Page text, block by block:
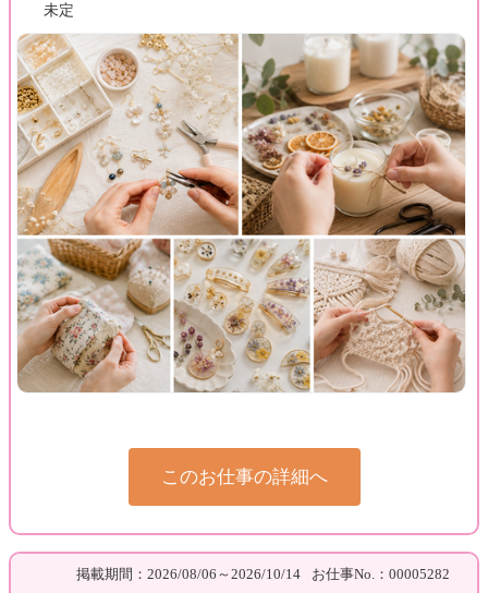
未定
このお仕事の詳細へ
掲載期間：2026/08/06～2026/10/14 お仕事No.：00005282